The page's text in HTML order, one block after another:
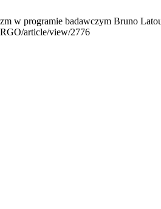
w programie badawczym Bruno
article/view/2776